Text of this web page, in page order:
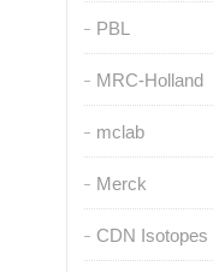
PBL
MRC-Holland
mclab
Merck
CDN Isotopes